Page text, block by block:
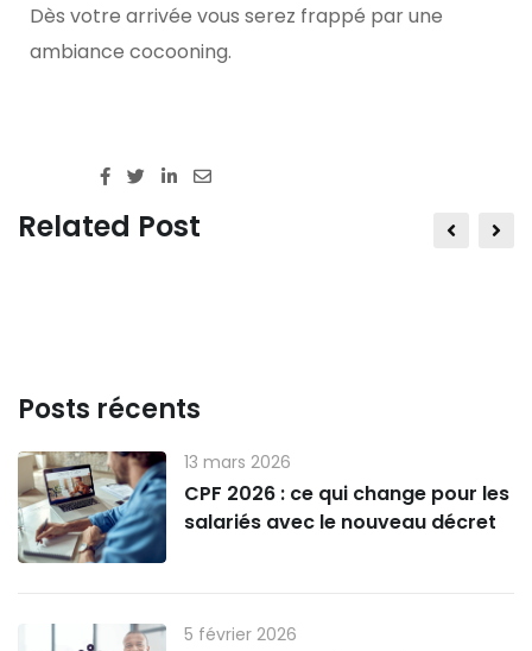
Dès votre arrivée vous serez frappé par une
ambiance cocooning.
Related Post
Posts récents
13 mars 2026
CPF 2026 : ce qui change pour les
salariés avec le nouveau décret
5 février 2026